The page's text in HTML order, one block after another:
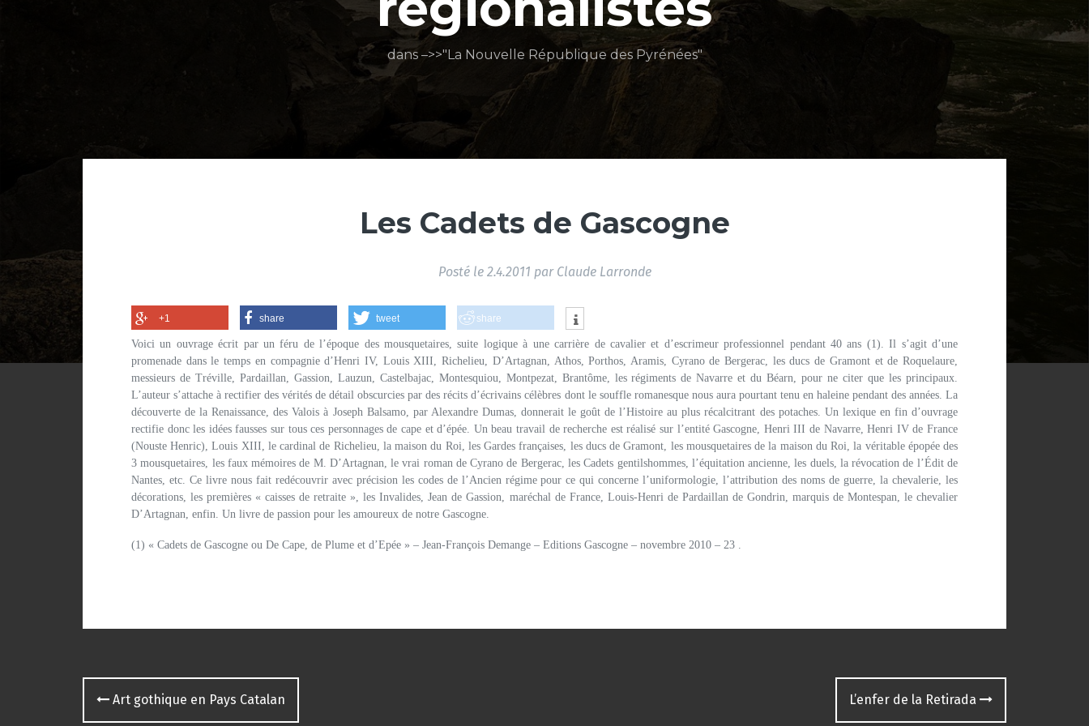
dans –>>"La Nouvelle République des Pyrénées"
Les Cadets de Gascogne
Posté le 2.4.2011 par Claude Larronde
+1 share tweet share
Voici un ouvrage écrit par un féru de l’époque des mousquetaires, suite logique à une carrière de cavalier et d’escrimeur professionnel pendant 40 ans (1). Il s’agit d’une
promenade dans le temps en compagnie d’Henri IV, Louis XIII, Richelieu, D’Artagnan, Athos, Porthos, Aramis, Cyrano de Bergerac, les ducs de Gramont et de Roquelaure,
messieurs de Tréville, Pardaillan, Gassion, Lauzun, Castelbajac, Montesquiou, Montpezat, Brantôme, les régiments de Navarre et du Béarn, pour ne citer que les principaux.
L’auteur s’attache à rectifier des vérités de détail obscurcies par des récits d’écrivains célèbres dont le souffle romanesque nous aura pourtant tenu en haleine pendant des années. La
découverte de la Renaissance, des Valois à Joseph Balsamo, par Alexandre Dumas, donnerait le goût de l’Histoire au plus récalcitrant des potaches. Un lexique en fin d’ouvrage
rectifie donc les idées fausses sur tous ces personnages de cape et d’épée. Un beau travail de recherche est réalisé sur l’entité Gascogne, Henri III de Navarre, Henri IV de France
(Nouste Henric), Louis XIII, le cardinal de Richelieu, la maison du Roi, les Gardes françaises, les ducs de Gramont, les mousquetaires de la maison du Roi, la véritable épopée des
3 mousquetaires, les faux mémoires de M. D’Artagnan, le vrai roman de Cyrano de Bergerac, les Cadets gentilshommes, l’équitation ancienne, les duels, la révocation de l’Édit de
Nantes, etc. Ce livre nous fait redécouvrir avec précision les codes de l’Ancien régime pour ce qui concerne l’uniformologie, l’attribution des noms de guerre, la chevalerie, les
décorations, les premières « caisses de retraite », les Invalides, Jean de Gassion, maréchal de France, Louis-Henri de Pardaillan de Gondrin, marquis de Montespan, le chevalier
D’Artagnan, enfin. Un livre de passion pour les amoureux de notre Gascogne.
(1) « Cadets de Gascogne ou De Cape, de Plume et d’Epée » – Jean-François Demange – Editions Gascogne – novembre 2010 – 23 .
Navigation
des
Art gothique en Pays Catalan L’enfer de la Retirada